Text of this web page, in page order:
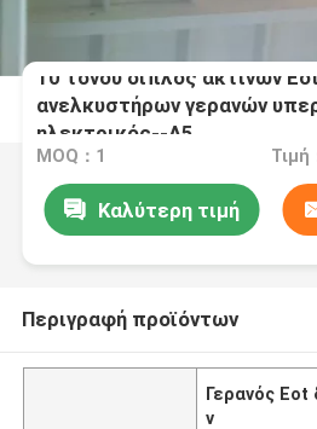
10 τόνου διπλός ακτίνων
ανελκυστήρων γερανών
ηλεκτρικός--A5
MOQ：1
Καλύτερη τιμή
Περιγραφή προϊόντων
Γερανός Eot
ν